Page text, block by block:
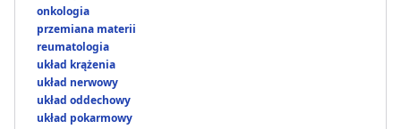
onkologia
przemiana materii
reumatologia
układ krążenia
układ nerwowy
układ oddechowy
układ pokarmowy